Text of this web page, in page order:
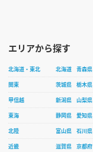
エリアから探す
北海道・東北 北海道 青森県
関東
茨城県 栃木県
甲信越
新潟県 山梨県
東海
静岡県 愛知県
北陸
富山県 石川県
近畿
滋賀県 京都府